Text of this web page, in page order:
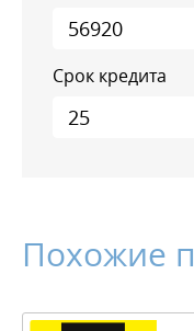
Срок кредита
Похожие